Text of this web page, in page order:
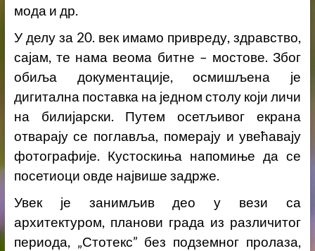
мода и др.
У делу за 20. век имамо привреду, здравство,
сајам, те нама веома битне – мостове. Због
обиља документације, осмишљена је
дигитална поставка на једном столу који личи
на билијарски. Путем осетљивог екрана
отварају се поглавља, померају и увећавају
фотографије. Кустоскиња напомиње да се
посетиоци овде највише задрже.
Увек је занимљив део у вези са
архитектуром, планови града из различитог
периода, „Стотекс” без подземног пролаза,